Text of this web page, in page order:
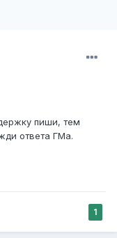
пиши, тем
ответа ГМа.
1